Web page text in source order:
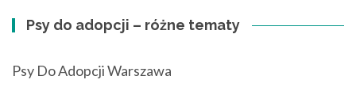
Psy do adopcji – różne tematy
Psy Do Adopcji Warszawa